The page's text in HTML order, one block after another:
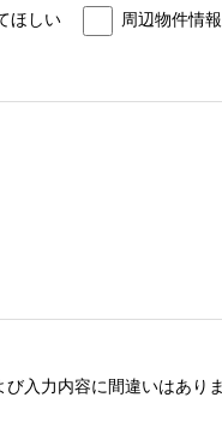
ほしい 周辺物件情
入力内容に間違いはあり